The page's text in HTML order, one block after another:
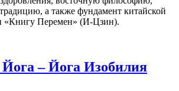
а также фундамент китайской
«Книгу Перемен» (И-Цзин).
– Йога Изобилия